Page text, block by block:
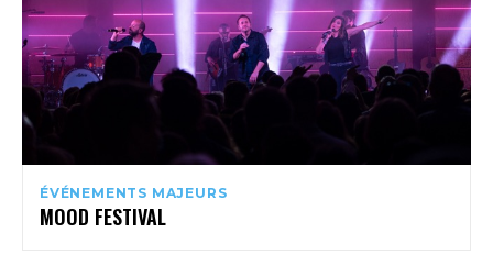
ÉVÉNEMENTS MAJEURS
MOOD FESTIVAL